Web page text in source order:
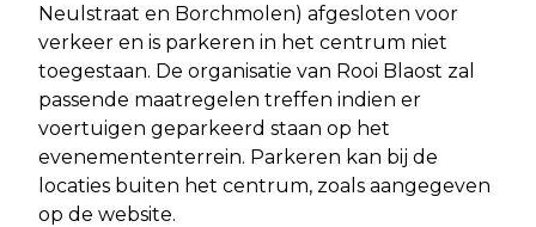
Neulstraat en Borchmolen) afgesloten voor
verkeer en is parkeren in het centrum niet
toegestaan. De organisatie van Rooi Blaost zal
passende maatregelen treffen indien er
voertuigen geparkeerd staan op het
evenemententerrein. Parkeren kan bij de
locaties buiten het centrum, zoals aangegeven
op de website.